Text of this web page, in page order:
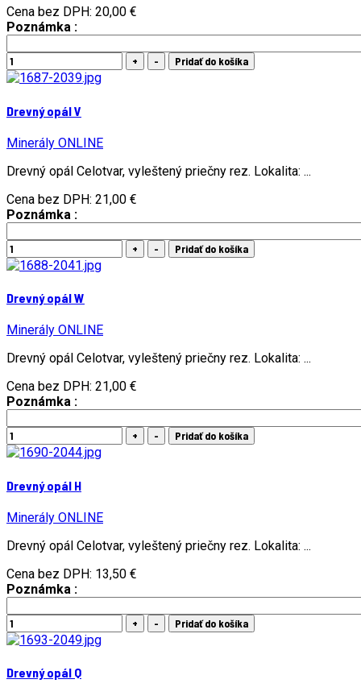
Cena bez DPH: 20,00 €
Poznámka :
Drevný opál V
Minerály ONLINE
Drevný opál Celotvar, vyleštený priečny rez. Lokalita: ...
Cena bez DPH: 21,00 €
Poznámka :
Drevný opál W
Minerály ONLINE
Drevný opál Celotvar, vyleštený priečny rez. Lokalita: ...
Cena bez DPH: 21,00 €
Poznámka :
Drevný opál H
Minerály ONLINE
Drevný opál Celotvar, vyleštený priečny rez. Lokalita: ...
Cena bez DPH: 13,50 €
Poznámka :
Drevný opál Q